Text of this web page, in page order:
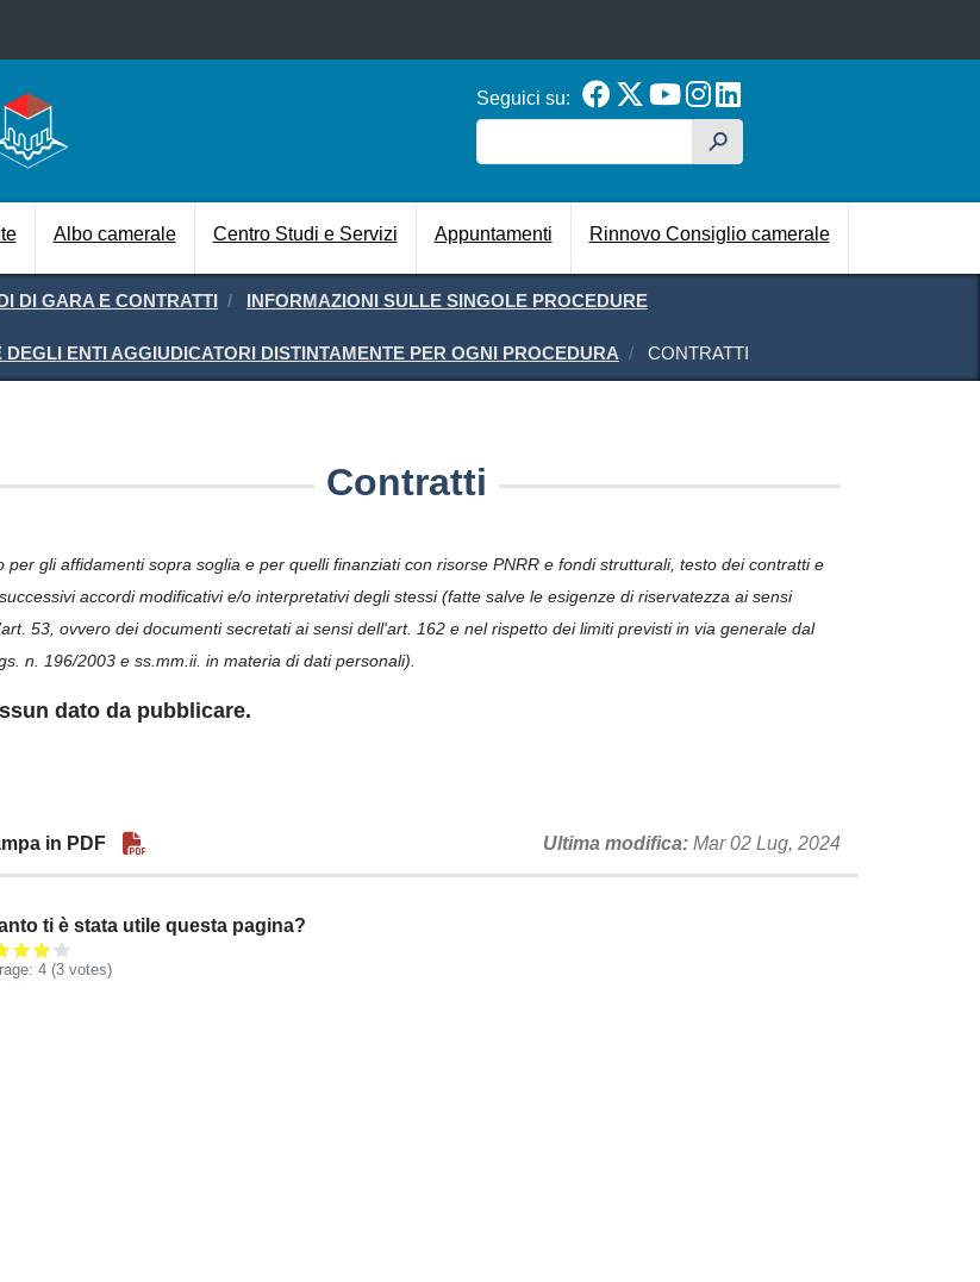
Seguici su:
h
Navigazione principale
Albo camerale Centro Studi e Servizi Appuntamenti Rinnovo Consiglio camerale
DI GARA E CONTRATTI
INFORMAZIONI SULLE SINGOLE PROCEDURE
ENTI AGGIUDICATORI DISTINTAMENTE PER OGNI PROCEDURA
CONTRATTI
Contratti
per gli affidamenti sopra soglia e per quelli finanziati con risorse PNRR e fondi strutturali, testo dei contratti e
accordi modificativi e/o interpretativi degli stessi (fatte salve le esigenze di riservatezza ai sensi
53, ovvero dei documenti secretati ai sensi dell'art. 162 e nel rispetto dei limiti previsti in via generale dal
n. 196/2003 e ss.mm.ii. in materia di dati personali).
dato da pubblicare.
in PDF Ultima modifica Mar 02 Lug, 2024
ti è stata utile questa pagina?
4 (3 votes)